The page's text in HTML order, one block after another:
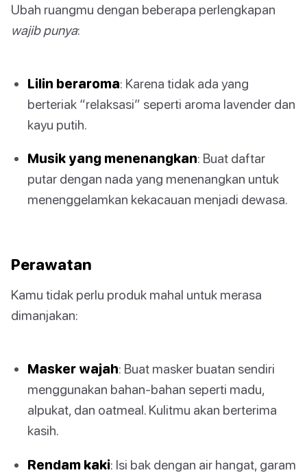
Ubah ruangmu dengan beberapa perlengkapan
wajib punya:
Lilin beraroma: Karena tidak ada yang
berteriak “relaksasi” seperti aroma lavender dan
kayu putih.
Musik yang menenangkan: Buat daftar
putar dengan nada yang menenangkan untuk
menenggelamkan kekacauan menjadi dewasa.
Perawatan
Kamu tidak perlu produk mahal untuk merasa
dimanjakan:
Masker wajah: Buat masker buatan sendiri
menggunakan bahan-bahan seperti madu,
alpukat, dan oatmeal. Kulitmu akan berterima
kasih.
Rendam kaki: Isi bak dengan air hangat, garam